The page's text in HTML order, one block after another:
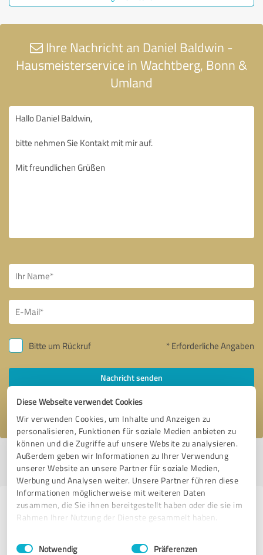
Diese Webseite verwendet Cookies
Wir verwenden Cookies, um Inhalte und Anzeigen zu
personalisieren, Funktionen für soziale Medien anbieten zu
können und die Zugriffe auf unsere Website zu analysieren.
Außerdem geben wir Informationen zu Ihrer Verwendung
unserer Website an unsere Partner für soziale Medien,
Werbung und Analysen weiter. Unsere Partner führen diese
Informationen möglicherweise mit weiteren Daten
zusammen, die Sie ihnen bereitgestellt haben oder die sie im
Rahmen Ihrer Nutzung der Dienste gesammelt haben.
Impressum Datenschutzbestimmungen
Einwilligungsauswahl
Notwendig Präferenzen
Ihre Nachricht an Daniel Baldwin -
Hausmeisterservice in Wachtberg, Bonn &
Umland
Bitte um Rückruf * Erforderliche Angaben
Nachricht senden
Ich stimme denDatenschutzbestimmungen
Profil aktiv seit 25.03.2022 |Letzte Aktualisierung: 05.04.2022|
melden
Erfahrungen zu weiteren
Anbietern aus dem Bereich
Handwerk